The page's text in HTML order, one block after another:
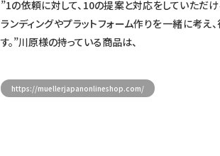
”1の依頼に対して、10の提案と対応をしていただ
ランディングやプラットフォーム作りを一緒に考え
す。”川原様の持っている商品は、
https://muellerjapanonlineshop.com/